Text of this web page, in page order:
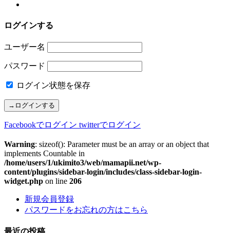
ログインする
ユーザー名
パスワード
ログイン状態を保存
Facebookでログイン twitterでログイン
Warning: sizeof(): Parameter must be an array or an object that
implements Countable in
/home/users/1/ukimito3/web/mamapii.net/wp-
content/plugins/sidebar-login/includes/class-sidebar-login-
widget.php on line 206
新規会員登録
パスワードをお忘れの方はこちら